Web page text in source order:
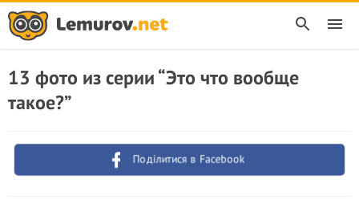
13 фото из серии “Это что вообще
такое?”
Поділитися в Facebook